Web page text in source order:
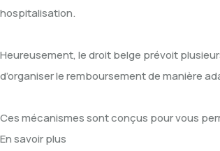
hospitalisation.
Heureusement, le droit belge prévoit
d’organiser le remboursement de manière
Ces mécanismes sont conçus pour vous
En savoir plus